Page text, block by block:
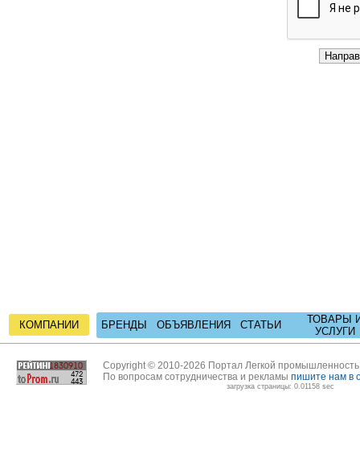
КОМПАНИИ БРЕНДЫ ОБЪЯВЛЕНИЯ СТАТЬИ
ТОВАРЫ
УСЛУГИ
Copyright © 2010-2026 Портал Легкой
По вопросам сотрудничества и рекламы пишите нам в
загрузка страницы: 0.01158 sec